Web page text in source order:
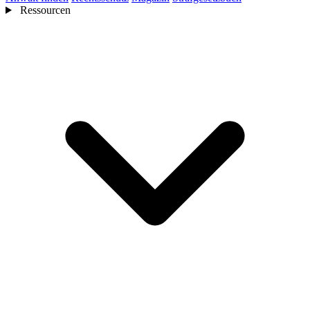
Ressourcen